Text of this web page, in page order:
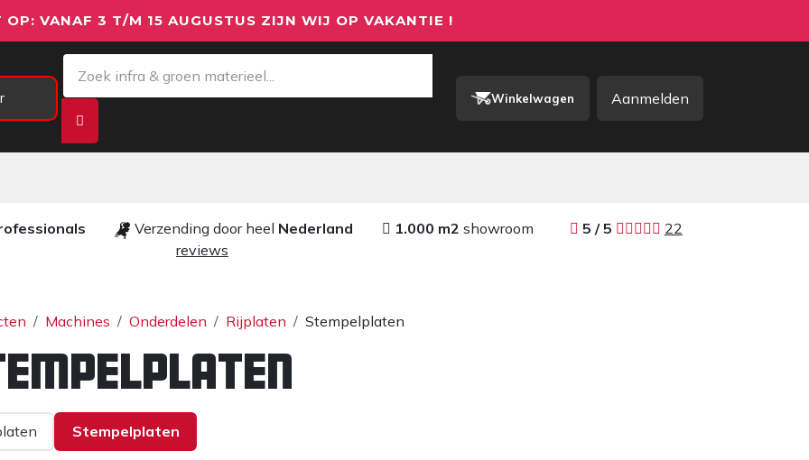
VANAF 3 T/M 15 AUGUSTUS ZIJN WIJ OP VAKANTIE !
Winkelwagen Aanmelden
Verzending door heel Nederland 1.000 m2showroom 5 / 5 ​
22
reviews​
Machines Onderdelen Rijplaten Stempelplaten
Stempelplaten